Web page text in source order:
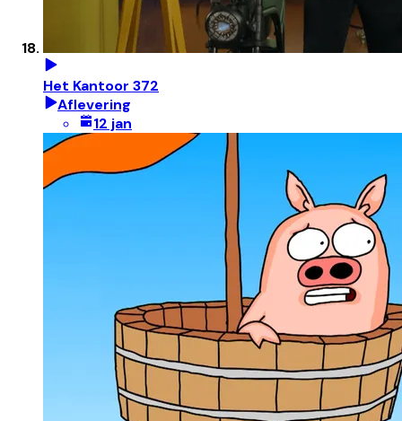
Het Kantoor 372
Aflevering
12 jan